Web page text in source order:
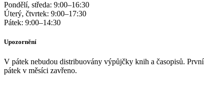
Pondělí, středa: 9:00–16:30
Úterý, čtvrtek: 9:00–17:30
Pátek: 9:00–14:30
Upozornění
V pátek nebudou distribuovány výpůjčky knih a časopisů. První
pátek v měsíci zavřeno.